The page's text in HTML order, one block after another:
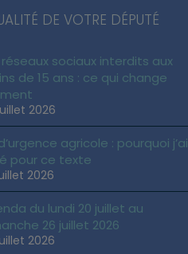
DE VOTRE DÉPUTÉ
réseaux sociaux interdits aux
de 15 ans : ce qui change
2026
agricole : pourquoi j’ai
pour ce texte
2026
du lundi 20 juillet au
26 juillet 2026
2026